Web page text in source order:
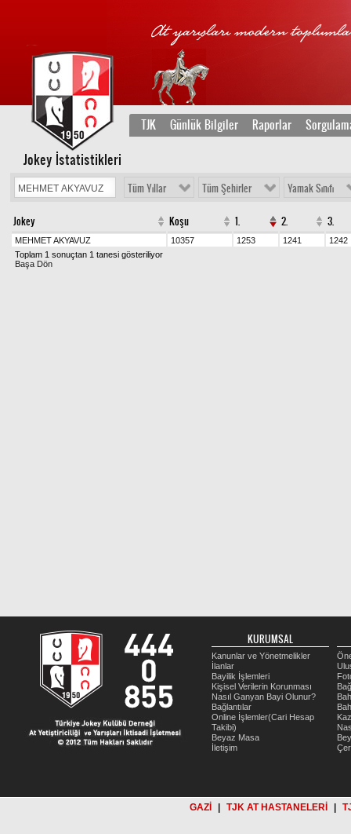
TJK Günlük Bilgiler Raporlar
Jokey İstatistikleri
Tüm Yıllar Tüm Şehirler Yamak Sınıfı
Jokey Koşu 1. 2. 3.
MEHMET AKYAVUZ 10357 1253 1241
1242
Toplam 1 sonuçtan 1 tanesi gösteriliyor
Başa Dön
KURUMSAL
Kanunlar ve Yönetmelikler
İlanlar
Bayilik İşlemleri
Kişisel Verilerin Korunması
Nasıl Ganyan Bayi Olunur?
Bağlantılar
Online İşlemler(Cari Hesap
Takibi)
Beyaz Masa
İletişim
GAZİ TJK AT HASTANELERİ